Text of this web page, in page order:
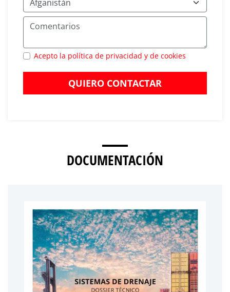
Acepto la política de privacidad y de cookies
QUIERO CONTACTAR
DOCUMENTACIÓN